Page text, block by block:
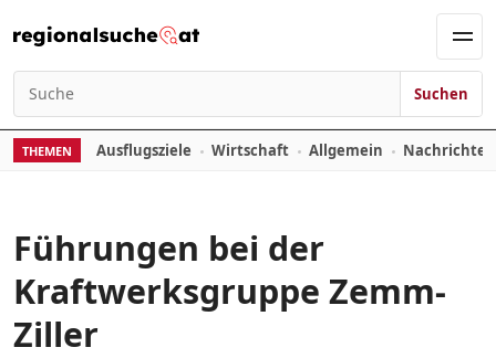
Suchen nach:
Suchen
THEMEN Ausflugsziele Wirtschaft Allgemein
Führungen bei der
Kraftwerksgruppe Zemm-
Ziller